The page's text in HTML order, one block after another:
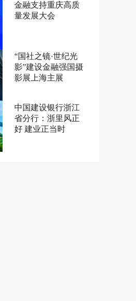
金融支持重庆高质
量发展大会
“国社之镜·世纪光
影”建设金融强国摄
影展上海主展
中国建设银行浙江
省分行：浙里风正
好 建业正当时